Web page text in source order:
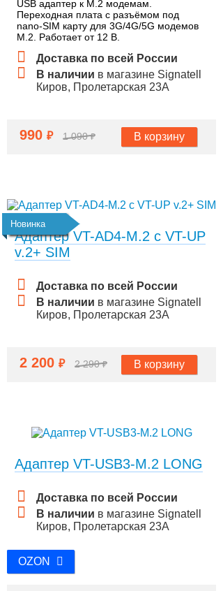
USB адаптер к M.2 модемам.
Переходная плата с разъёмом под
nano-SIM карту для 3G/4G/5G модемов
M.2. Работает от 12 В.
Доставка по всей России
В наличии в магазине Signatell
Киров, Пролетарская 23А
990 ₽ 1 090₽ В корзину
Новинка
Адаптер VT-AD4-M.2 с VT-UP
v.2+ SIM
Доставка по всей России
В наличии в магазине Signatell
Киров, Пролетарская 23А
2 200 ₽ 2 290₽ В корзину
Адаптер VT-USB3-M.2 LONG
Доставка по всей России
В наличии в магазине Signatell
Киров, Пролетарская 23А
OZON